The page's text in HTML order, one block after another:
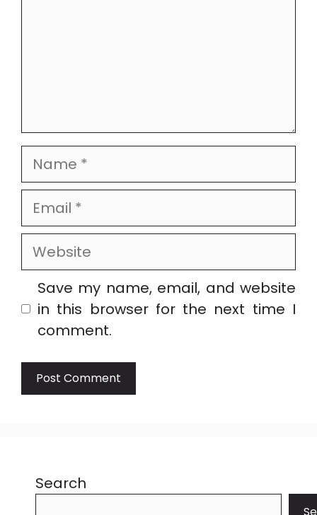
Name
Email
Website
Save my name, email, and website
in this browser for the next time I
comment.
Search